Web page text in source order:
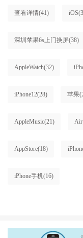
查看详情(41) iOS
深圳苹果6s上门换屏(38)
AppleWatch(32)
iPhone12(28) 苹果
AppleMusic(21)
AppStore(18)
iPhone手机(16)